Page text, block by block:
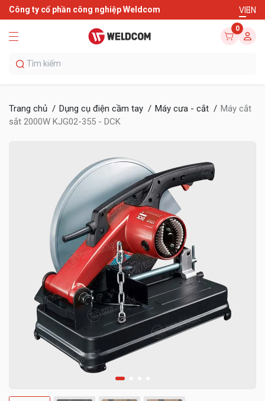
Công ty cổ phần công nghiệp Weldcom VIEN
0
Trang chủ Dụng cụ điện cầm tay Máy cưa - cắt
Máy cắt
sắt 2000W KJG02-355 - DCK